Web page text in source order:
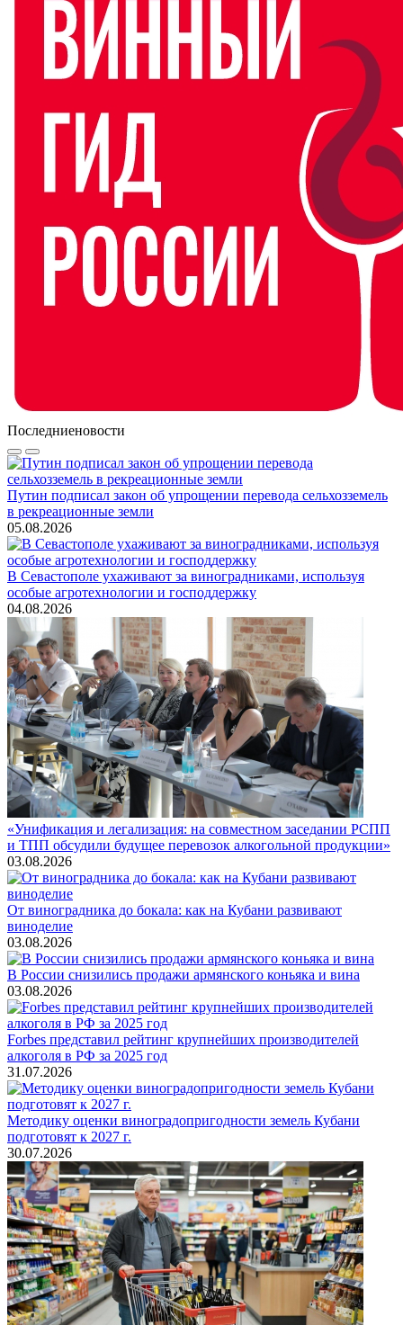
Последниеновости
Путин подписал закон об упрощении перевода сельхозземель
в рекреационные земли
05.08.2026
В Севастополе ухаживают за виноградниками, используя
особые агротехнологии и господдержку
04.08.2026
«Унификация и легализация: на совместном заседании РСПП
и ТПП обсудили будущее перевозок алкогольной продукции»
03.08.2026
От виноградника до бокала: как на Кубани развивают
виноделие
03.08.2026
В России снизились продажи армянского коньяка и вина
03.08.2026
Forbes представил рейтинг крупнейших производителей
алкоголя в РФ за 2025 год
31.07.2026
Методику оценки виноградопригодности земель Кубани
подготовят к 2027 г.
30.07.2026